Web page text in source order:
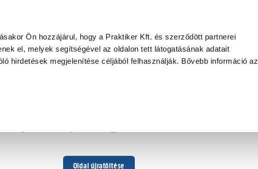
Ön hozzájárul, hogy a Praktiker Kft. és szerződött partnerei
el, melyek segítségével az oldalon tett látogatásának adatait
hirdetések megjelenítése céljából felhasználják. Bővebb információ az
Oldal újratöltése